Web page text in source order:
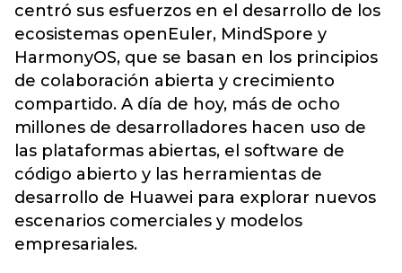
centró sus esfuerzos en el desarrollo de los
ecosistemas openEuler, MindSpore y
HarmonyOS, que se basan en los principios
de colaboración abierta y crecimiento
compartido. A día de hoy, más de ocho
millones de desarrolladores hacen uso de
las plataformas abiertas, el software de
código abierto y las herramientas de
desarrollo de Huawei para explorar nuevos
escenarios comerciales y modelos
empresariales.